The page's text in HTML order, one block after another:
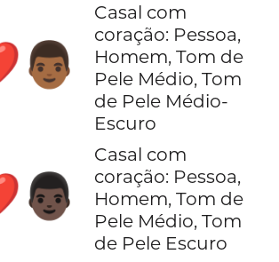
Casal com
coração: Pessoa,
Homem, Tom de
Pele Médio, Tom
de Pele Médio-
Escuro
Casal com
coração: Pessoa,
Homem, Tom de
Pele Médio, Tom
de Pele Escuro